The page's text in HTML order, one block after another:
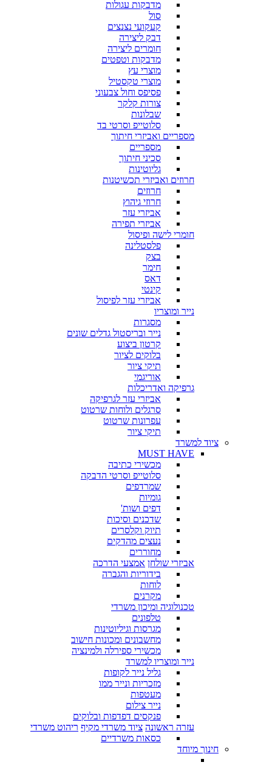
מדבקות עגולות
סול
קעקועי נצנצים
דבק ליצירה
חומרים ליצירה
מדבקות וטפטים
מוצרי עץ
מוצרי טקסטיל
פסיפס וחול צבעוני
צורות קלקר
שבלונות
סלוטייפ וסרטי בד
מספריים ואביזרי חיתוך
מספריים
סכיני חיתוך
גליוטינות
חרוזים ואביזרי תכשיטנות
חרוזים
חרוזי גיהוץ
אביזרי עזר
אביזרי תפירה
חומרי לישה ופיסול
פלסטלינה
בצק
חימר
דאס
קינטי
אביזרי עזר לפיסול
נייר ומוצריו
מסגרות
נייר ובריסטול גדלים שונים
קרטון ביצוע
בלוקים לציור
תיקי ציור
אוריגמי
גרפיקה ואדריכלות
אביזרי עזר לגרפיקה
סרגלים ולוחות שרטוט
עפרונות שרטוט
תיקי ציור
ציוד למשרד
MUST HAVE
מכשירי כתיבה
סלוטייפ וסרטי הדבקה
שמרדפים
גומיות
דפים ושות'
שדכנים וסיכות
תיוק וקלסרים
נעצים מהדקים
מחוררים
אביזרי שולחן אמצעי הדרכה
בידוריות והגברה
לוחות
מקרנים
טכנולוגיה ומיכון משרדי
טלפונים
מגרסות וגיליוטינות
מחשבונים ומכונות חישוב
מכשירי ספירלה ולמינציה
נייר ומוצריו למשרד
גליל נייר לקופות
מזכריות ונייר ממו
מעטפות
נייר צילום
פנקסים דפדפות ובלוקים
עזרה ראשונה ציוד משרדי מקיף ריהוט משרדי
כסאות משרדיים
חינוך מיוחד